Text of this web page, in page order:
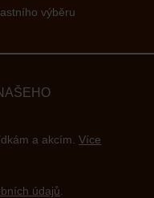
výběru
a akcím. Více
údajů